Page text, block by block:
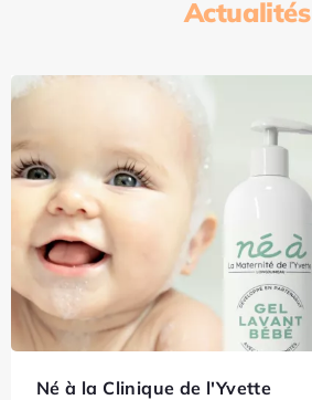
Actualités
Né à la Clinique de l'Yvette